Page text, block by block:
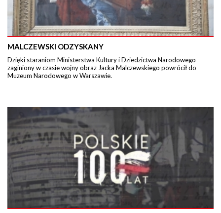
MALCZEWSKI ODZYSKANY
Dzięki staraniom Ministerstwa Kultury i Dziedzictwa Narodowego
zaginiony w czasie wojny obraz Jacka Malczewskiego powrócił do
Muzeum Narodowego w Warszawie.